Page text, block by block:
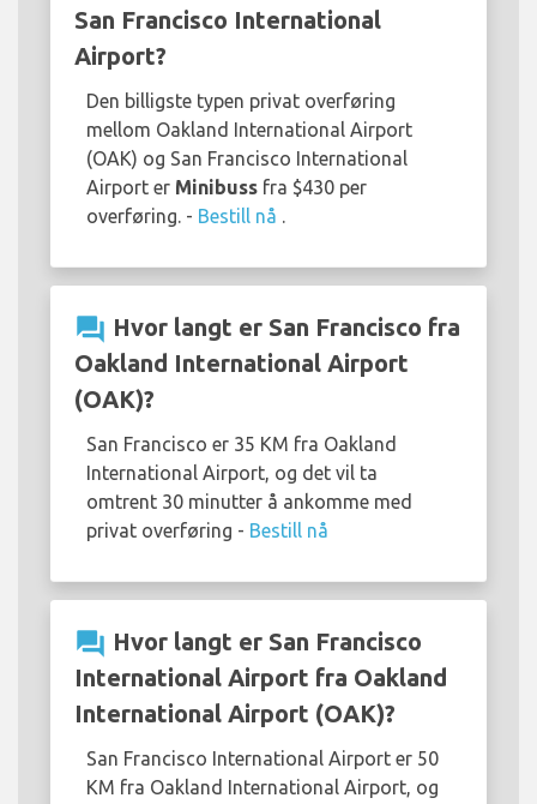
San Francisco International
Airport?
Den billigste typen privat overføring
mellom Oakland International Airport
(OAK) og San Francisco International
Airport er Minibuss fra $430 per
overføring. - Bestill nå .
question_answer Hvor langt er San Francisco fra
Oakland International Airport
(OAK)?
San Francisco er 35 KM fra Oakland
International Airport, og det vil ta
omtrent 30 minutter å ankomme med
privat overføring - Bestill nå
question_answer Hvor langt er San Francisco
International Airport fra Oakland
International Airport (OAK)?
San Francisco International Airport er 50
KM fra Oakland International Airport, og